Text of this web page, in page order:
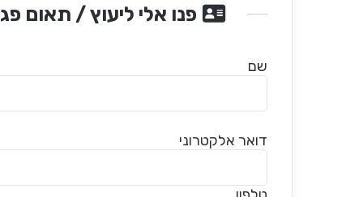
פנו אלי ליעוץ / תאום
שם
דואר אלקטרוני